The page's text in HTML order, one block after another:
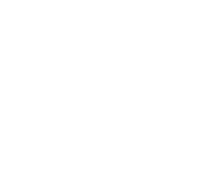
schön: